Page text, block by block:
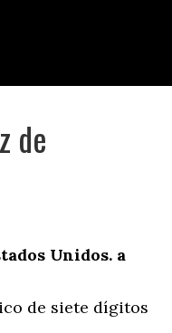
de
Unidos. a
de siete dígitos